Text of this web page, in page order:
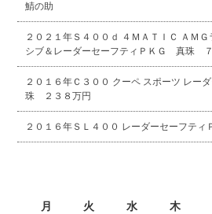
鯖の助
２０２１年Ｓ４００ｄ ４ＭＡＴＩＣ ＡＭ
シブ＆レーダーセーフティＰＫＧ 真珠
２０１６年Ｃ３００ クーペ スポーツ レー
珠 ２３８万円
２０１６年ＳＬ４００ レーダーセーフテ
月 火 水 木